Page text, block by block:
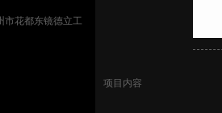
市花都东镜德立工
项目内容